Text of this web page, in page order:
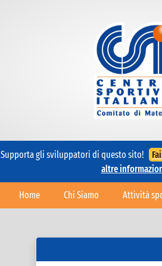
Supporta gli sviluppatori di questo sito!
altre
Home Chi Siamo Attività